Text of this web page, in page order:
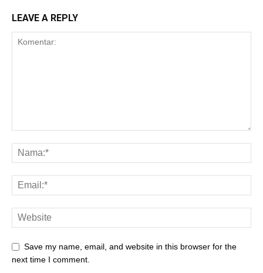
LEAVE A REPLY
Save my name, email, and website in this browser for the
next time I comment.